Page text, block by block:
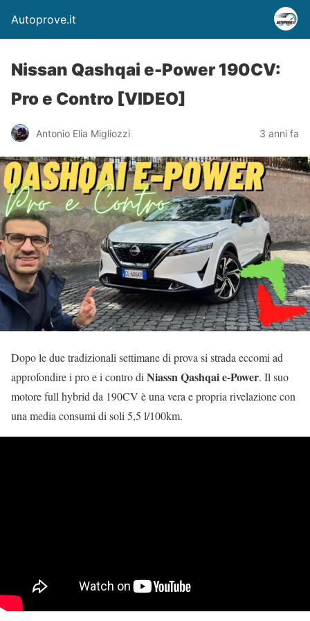
Autoprove.it
Nissan Qashqai e-Power 190CV:
Pro e Contro [VIDEO]
Antonio Elia Migliozzi 3 anni fa
Dopo le due tradizionali settimane di prova si strada eccomi ad
approfondire i pro e i contro diNiassn Qashqai e-Power. Il suo
motore full hybrid da 190CV è una vera e propria rivelazione con
una media consumi di soli 5,5 l/100km.